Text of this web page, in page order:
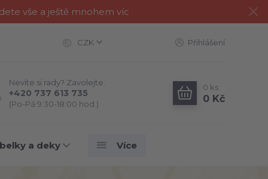
vše a ještě mnohem víc
CZK Přihlášení
Nevíte si rady? Zavolejte.
+420 737 613 735
(Po-Pá 9:30-18:00 hod.)
0 ks
0 Kč
a deky Více